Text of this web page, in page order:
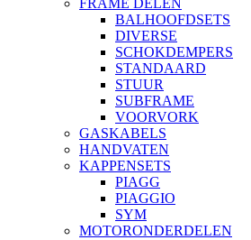
FRAME DELEN
BALHOOFDSETS
DIVERSE
SCHOKDEMPERS
STANDAARD
STUUR
SUBFRAME
VOORVORK
GASKABELS
HANDVATEN
KAPPENSETS
PIAGG
PIAGGIO
SYM
MOTORONDERDELEN